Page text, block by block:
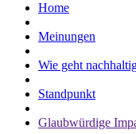
Home
Meinungen
Wie geht
Standpunkt
Glaubwürdige